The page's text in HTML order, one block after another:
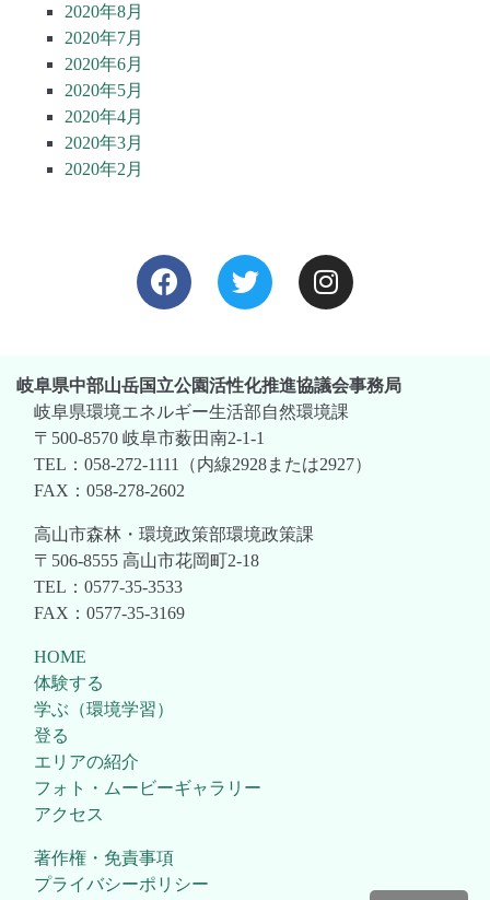
2020年8月
2020年7月
2020年6月
2020年5月
2020年4月
2020年3月
2020年2月
岐阜県中部山岳国立公園活性化推進協議会事務局
岐阜県環境エネルギー生活部自然環境課
〒500-8570 岐阜市薮田南2-1-1
TEL：058-272-1111（内線2928または2927）
FAX：058-278-2602
高山市森林・環境政策部環境政策課
〒506-8555 高山市花岡町2-18
TEL：0577-35-3533
FAX：0577-35-3169
HOME
体験する
学ぶ（環境学習）
登る
エリアの紹介
フォト・ムービーギャラリー
アクセス
著作権・免責事項
プライバシーポリシー